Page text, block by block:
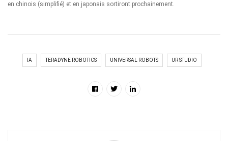
en chinois (simplifié) et en japonais sortiront prochainement.
IA TERADYNE ROBOTICS UNIVERSAL ROBOTS UR STUDIO